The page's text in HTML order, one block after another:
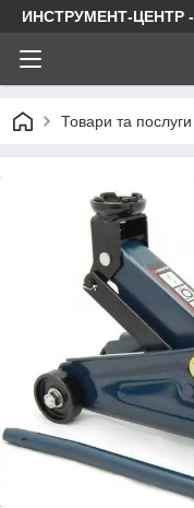
ИНСТРУМЕНТ-ЦЕНТР -
Товари та послуги